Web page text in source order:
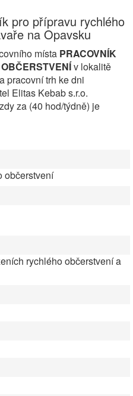
pro přípravu rychlého
na Opavsku
místa PRACOVNÍK
v lokalitě
pracovní trh ke dni
Elitas Kebab s.r.o.
za (40 hod/týdně) je
občerstvení
rychlého občerstvení a